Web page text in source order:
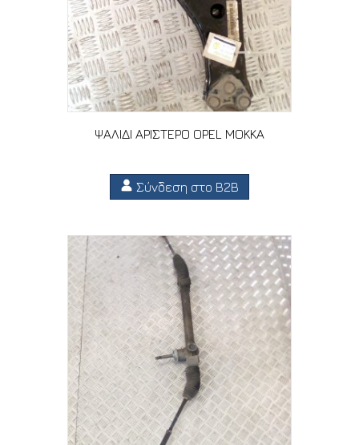
ΨΑΛΙΔΙ ΑΡΙΣΤΕΡΟ OPEL MOKKA
Σύνδεση στο B2B